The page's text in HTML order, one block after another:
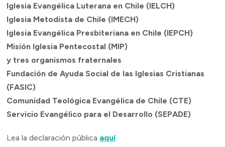
Iglesia Evangélica Luterana en Chile (IELCH)
Iglesia Metodista de Chile (IMECH)
Iglesia Evangélica Presbiteriana en Chile (IEPCH)
Misión Iglesia Pentecostal (MIP)
y tres organismos fraternales
Fundación de Ayuda Social de las Iglesias Cristianas
(FASIC)
Comunidad Teológica Evangélica de Chile (CTE)
Servicio Evangélico para el Desarrollo (SEPADE)
Lea la declaración pública aquí